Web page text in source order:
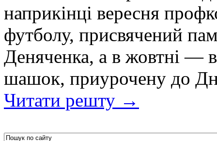
наприкінці вересня
футболу, присвячений
Деняченка, а в жовтні —
шашок, приурочену до
Читати решту →